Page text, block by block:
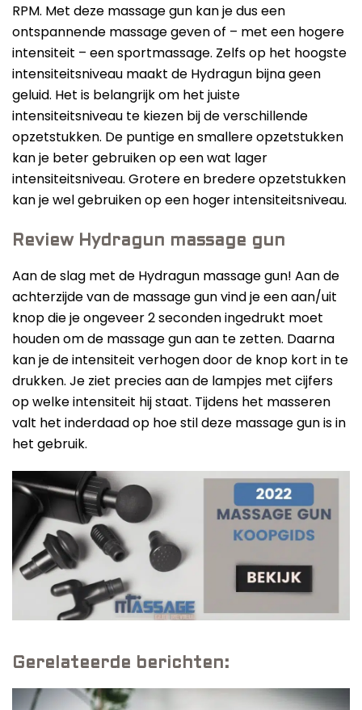
RPM. Met deze massage gun kan je dus een
ontspannende massage geven of – met een hogere
intensiteit – een sportmassage. Zelfs op het hoogste
intensiteitsniveau maakt de Hydragun bijna geen
geluid. Het is belangrijk om het juiste
intensiteitsniveau te kiezen bij de verschillende
opzetstukken. De puntige en smallere opzetstukken
kan je beter gebruiken op een wat lager
intensiteitsniveau. Grotere en bredere opzetstukken
kan je wel gebruiken op een hoger intensiteitsniveau.
Review Hydragun massage gun
Aan de slag met de Hydragun massage gun! Aan de
achterzijde van de massage gun vind je een aan/uit
knop die je ongeveer 2 seconden ingedrukt moet
houden om de massage gun aan te zetten. Daarna
kan je de intensiteit verhogen door de knop kort in te
drukken. Je ziet precies aan de lampjes met cijfers
op welke intensiteit hij staat. Tijdens het masseren
valt het inderdaad op hoe stil deze massage gun is in
het gebruik.
Gerelateerde berichten: